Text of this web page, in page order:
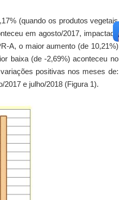
(quando os produtos vegetais
em agosto/2017, impactada
A, o maior aumento (de 10,21%)
baixa (de -2,69%) aconteceu no
positivas nos meses de:
e julho/2018 (Figura 1).